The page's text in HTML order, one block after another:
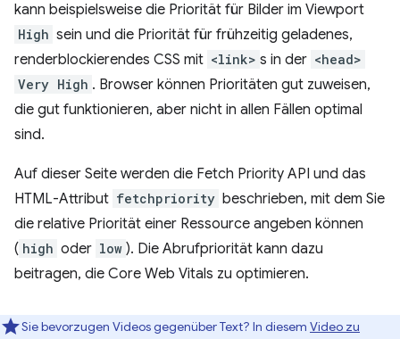
kann beispielsweise die Priorität für Bilder im Viewport
High sein und die Priorität für frühzeitig geladenes,
renderblockierendes CSS mit <link> s in der <head>
Very High . Browser können Prioritäten gut zuweisen,
die gut funktionieren, aber nicht in allen Fällen optimal
sind.
Auf dieser Seite werden die Fetch Priority API und das
HTML-Attribut fetchpriority beschrieben, mit dem Sie
die relative Priorität einer Ressource angeben können
( high oder low ). Die Abrufpriorität kann dazu
beitragen, die Core Web Vitals zu optimieren.
Sie bevorzugen Videos gegenüber Text? In diesem Video zu